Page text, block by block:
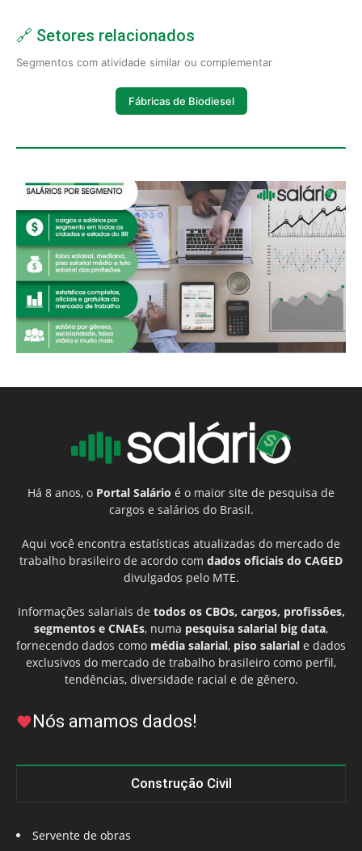
🔗 Setores relacionados
Segmentos com atividade similar ou complementar
Fábricas de Biodiesel
Há 8 anos, o Portal Salário é o maior site de pesquisa de
cargos e salários do Brasil.
Aqui você encontra estatísticas atualizadas do mercado de
trabalho brasileiro de acordo com dados oficiais do CAGED
divulgados pelo MTE.
Informações salariais de todos os CBOs, cargos, profissões,
segmentos e CNAEs, numa pesquisa salarial big data,
fornecendo dados como média salarial, piso salarial e dados
exclusivos do mercado de trabalho brasileiro como perfil,
tendências, diversidade racial e de gênero.
Nós amamos dados!
Construção Civil
Servente de obras